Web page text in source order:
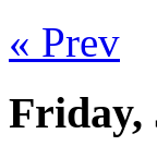
« Prev
Friday,